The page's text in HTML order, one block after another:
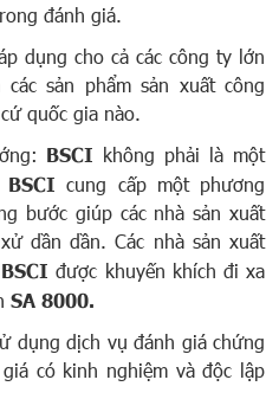
đánh giá.
dụng cho cả các công ty lớn
sản phẩm sản xuất công
quốc gia nào.
BSCI không phải là một
BSCIcung cấp một phương
bước giúp các nhà sản xuất
dần dần. Các nhà sản xuất
BSCI được khuyến khích đi xa
SA 8000.
dụng dịch vụ đánh giá chứng
có kinh nghiệm và độc lập